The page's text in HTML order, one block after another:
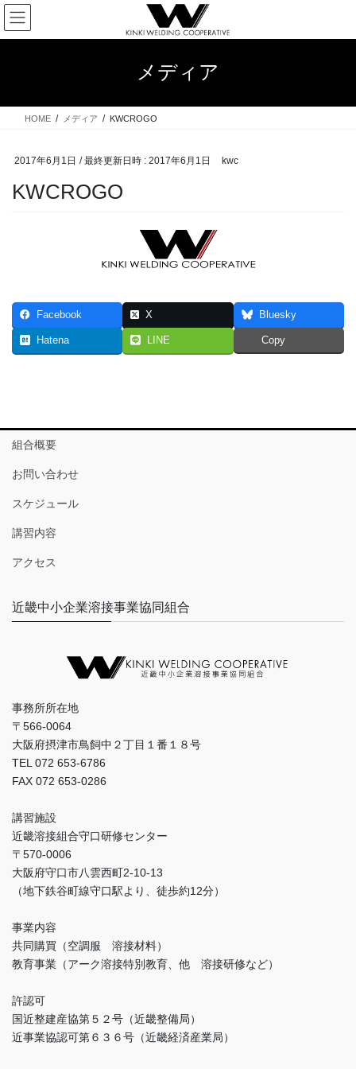
コ
ン
テ
ス
ナ
ビ
ゲ
ン
メディア
HOME メディア KWCROGO
2017年6月1日 / 最終更新日時 : 2017年6月1日 kwc
KWCROGO
Facebook X Bluesky
Hatena LINE Copy
組合概要
お問い合わせ
スケジュール
講習内容
アクセス
近畿中小企業溶接事業協同組合
事務所所在地
〒566-0064
大阪府摂津市鳥飼中２丁目１番１８号
TEL 072 653-6786
FAX 072 653-0286
講習施設
近畿溶接組合守口研修センター
〒570-0006
大阪府守口市八雲西町2-10-13
（地下鉄谷町線守口駅より、徒歩約12分）
事業内容
共同購買（空調服 溶接材料）
教育事業（アーク溶接特別教育、他 溶接研修など）
許認可
国近整建産協第５２号（近畿整備局）
近事業協認可第６３６号（近畿経済産業局）